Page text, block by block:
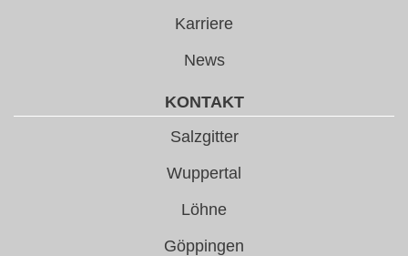
Karriere
News
KONTAKT
Salzgitter
Wuppertal
Löhne
Göppingen